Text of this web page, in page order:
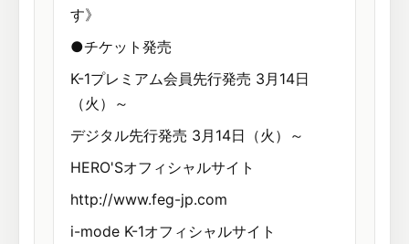
す》
●チケット発売
K-1プレミアム会員先行発売 3月14日
（火）～
デジタル先行発売 3月14日（火）～
HERO'Sオフィシャルサイト
http://www.feg-jp.com
i-mode K-1オフィシャルサイト